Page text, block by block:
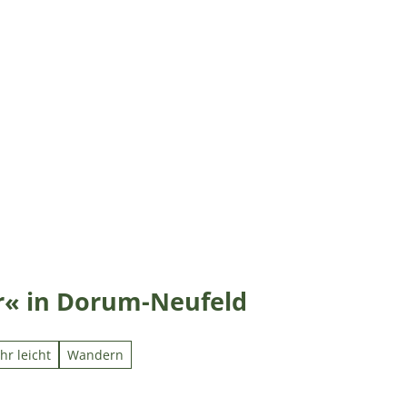
in Dorum-Neufeld
leicht Wandern